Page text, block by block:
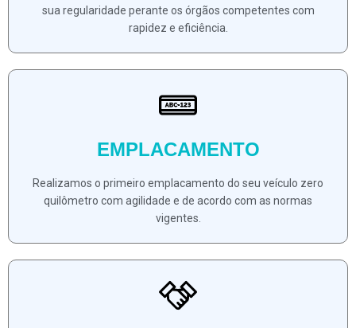
sua regularidade perante os órgãos competentes com
rapidez e eficiência.
EMPLACAMENTO
Realizamos o primeiro emplacamento do seu veículo zero
quilômetro com agilidade e de acordo com as normas
vigentes.